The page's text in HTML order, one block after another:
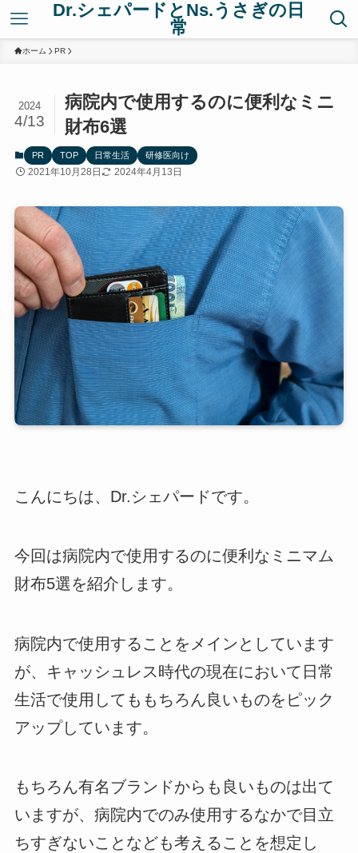
Dr.シェパードとNs.うさぎの日
常
ホーム PR
病院内で使用するのに便利なミニ
財布6選
2024
4/13
PR TOP 日常生活 研修医向け
2021年10月28日 2024年4月13日
こんにちは、Dr.シェパードです。
今回は病院内で使用するのに便利なミニマム
財布5選を紹介します。
病院内で使用することをメインとしています
が、キャッシュレス時代の現在において日常
生活で使用してももちろん良いものをピック
アップしています。
もちろん有名ブランドからも良いものは出て
いますが、病院内でのみ使用するなかで目立
ちすぎないことなども考えることを想定し